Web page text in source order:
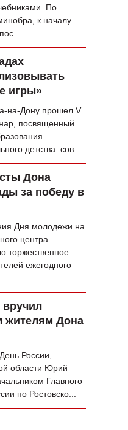
ЧЕЛОВЕК ОСОБЕННЫЙ
КУЛЬТ ЕДЫ
АФИША
По
к началу
игры»
на-Дону прошел V
посвященный
детства: сов...
Дона
за победу в
Дня молодежи на
центра
торжественное
ежегодного
жителям Дона
России,
области Юрий
Главного
по Ростовско...